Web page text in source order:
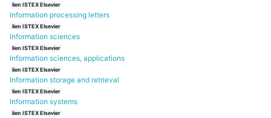
lien ISTEX Elsevier
Information processing letters
lien ISTEX Elsevier
Information sciences
lien ISTEX Elsevier
Information sciences, applications
lien ISTEX Elsevier
Information storage and retrieval
lien ISTEX Elsevier
Information systems
lien ISTEX Elsevier